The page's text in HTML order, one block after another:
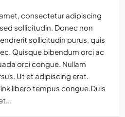
consectetur adipiscing
sollicitudin. Donec non
sollicitudin purus, quis
Quisque bibendum orci ac
orci congue. Nullam
Ut et adipiscing erat.
libero tempus congue.Duis